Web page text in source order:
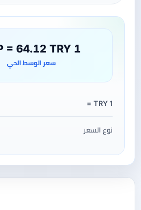
1 GBP = 64.12 TRY
سعر الوسط الحي
1 TRY =
نوع السعر